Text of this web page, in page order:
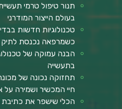
תנור טיפול טרמי
בעולם הייצור המודרני
טכנולוגיות חדשות
כשמרפאה נכנסת לתיק
הבנה עמוקה של
בתעשייה
תחזוקה נכונה של
חיי המכשיר ושמירה על